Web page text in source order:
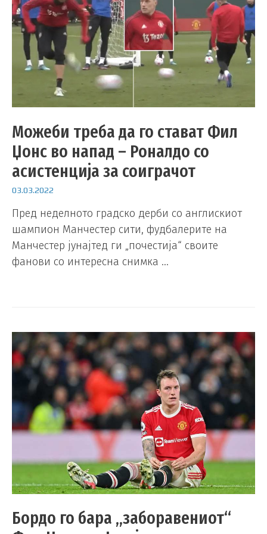
Можеби треба да го стават Фил
Џонс во напад – Роналдо со
асистенција за соиграчот
03.03.2022
Пред неделното градско дерби со англискиот
шампион Манчестер сити, фудбалерите на
Манчестер јунајтед ги „почестија“ своите
фанови со интересна снимка …
Бордо го бара „заборавениот“